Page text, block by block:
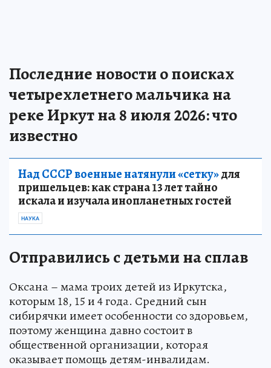
Последние новости о поисках
четырехлетнего мальчика на
реке Иркут на 8 июля 2026: что
известно
Над СССР военные натянули «сетку»для
пришельцев: как страна 13 лет тайно
искала и изучала инопланетных гостей
НАУКА
Отправились с детьми на сплав
Оксана – мама троих детей из Иркутска,
которым 18, 15 и 4 года. Средний сын
сибирячки имеет особенности со здоровьем,
поэтому женщина давно состоит в
общественной организации, которая
оказывает помощь детям-инвалидам.